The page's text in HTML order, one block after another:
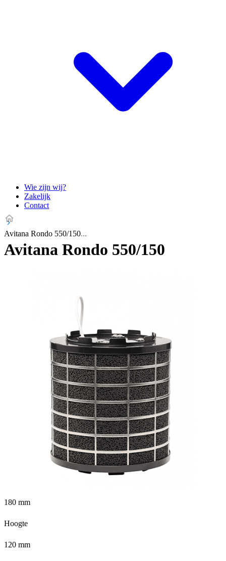
Wie zijn wij?
Zakelijk
Contact
Avitana Rondo 550/150
Avitana Rondo 550/150
180 mm
Hoogte
120 mm